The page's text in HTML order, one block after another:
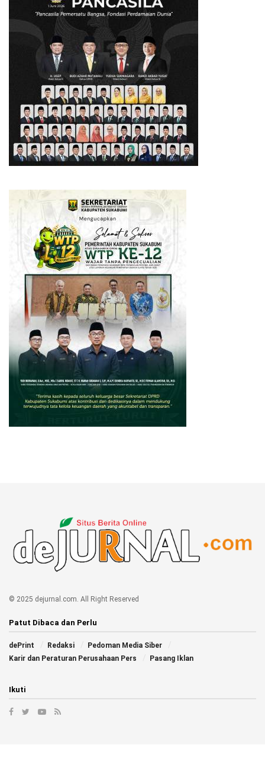
© 2025 dejurnal.com. All Right Reserved
Patut Dibaca dan Perlu
dePrint Redaksi
Pedoman Media Siber
Karir dan Peraturan Perusahaan Pers
Pasang Iklan
Ikuti